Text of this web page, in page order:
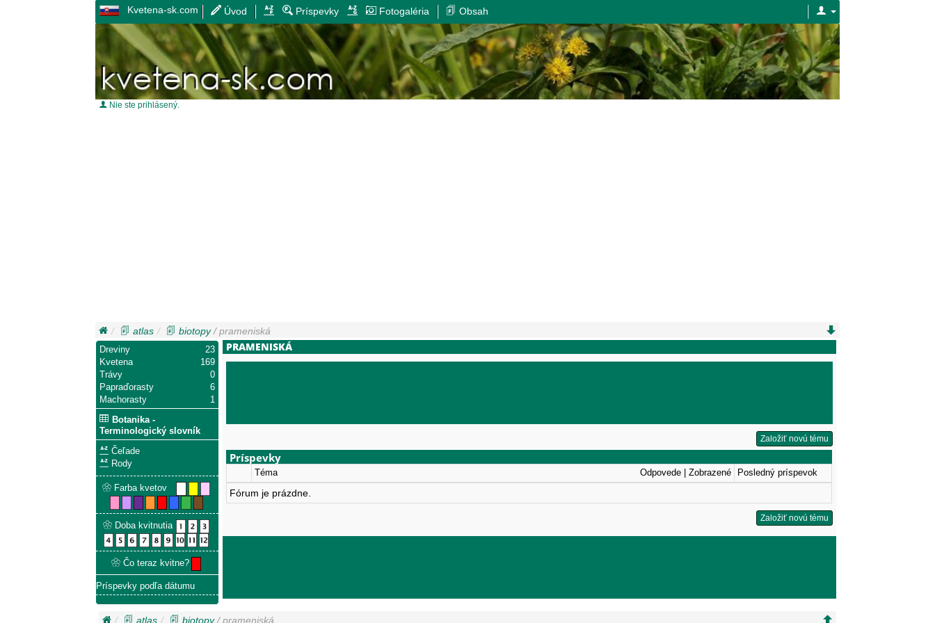
Kvetena-sk.com Úvod Príspevky Fotogaléria Obsah
Nie ste prihlásený.
atlas biotopy/ prameniská
PRAMENISKÁ
Založiť novú tému
Príspevky
Téma Odpovede | Zobrazené Posledný príspevok
Fórum je prázdne.
Založiť novú tému
23
Dreviny
169
Kvetena
0
Trávy
6
Papraďorasty
1
Machorasty
Botanika -
Terminologický slovník
Čeľade
Rody
Farba kvetov
Doba kvitnutia
Čo teraz kvitne?
Príspevky podľa dátumu
atlas biotopy/ prameniská